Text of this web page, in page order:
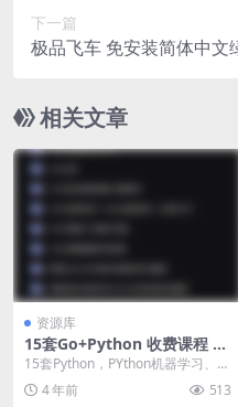
下一篇
极品飞车 免安装简体中文
相关文章
资源库
15套Go+Python 收费课程 编
程学习资料
15套Python，PYthon机器学习、py
thon爬虫资料分享
4 年前 513